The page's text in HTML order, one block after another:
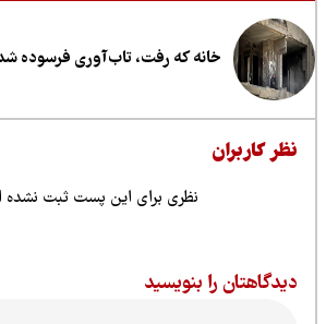
خانه که رفت، تاب‌آوری فرسوده شد
کاربران
نظری برای این پست ثبت نشده است.
را بنویسید